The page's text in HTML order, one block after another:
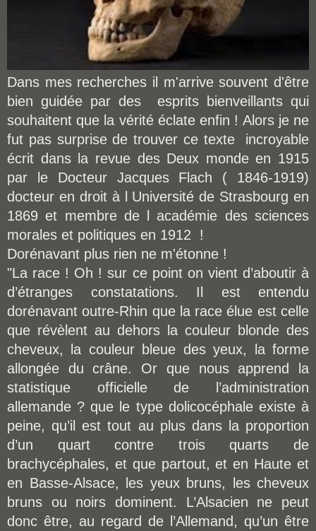
Dans mes recherches il m'arrive souvent d'être
bien guidée par des esprits bienveillants qui
souhaitent que la vérité éclate enfin ! Alors je ne
fut pas surprise de trouver ce texte incroyable
écrit dans la revue des Deux monde en 1915
par le Docteur Jacques Flach ( 1846-1919)
docteur en droit à l Université de Strasbourg en
1869 et membre de l académie des sciences
morales et politiques en 1912 !
Dorénavant plus rien ne m'étonne !
"La race ! Oh ! sur ce point on vient d’aboutir à
d’étranges constatations. Il est entendu
dorénavant outre-Rhin que la race élue est celle
que révèlent au dehors la couleur blonde des
cheveux, la couleur bleue des yeux, la forme
allongée du crâne. Or que nous apprend la
statistique officielle de l’administration
allemande ? que le type dolicocéphale existe à
peine, qu’il est tout au plus dans la proportion
d’un quart contre trois quarts de
brachycéphales, et que partout, et en Haute et
en Basse-Alsace, les yeux bruns, les cheveux
bruns ou noirs dominent. L’Alsacien ne peut
donc être, au regard de l’Allemand, qu’un être